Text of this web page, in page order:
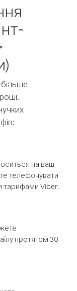
на ваш
телефонувати
тарифами Viber.
протягом 30